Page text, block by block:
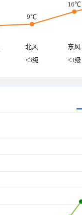
9℃
16℃
北风
东风
<3级 <3级